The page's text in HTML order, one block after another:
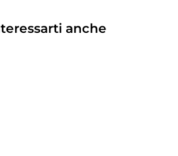
anche